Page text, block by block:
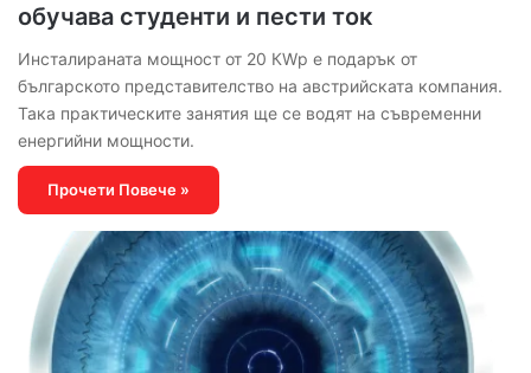
обучава студенти и пести ток
Инсталираната мощност от 20 КWp е подарък от
българското представителство на австрийската компания.
Така практическите занятия ще се водят на съвременни
енергийни мощности.
Прочети Повече »